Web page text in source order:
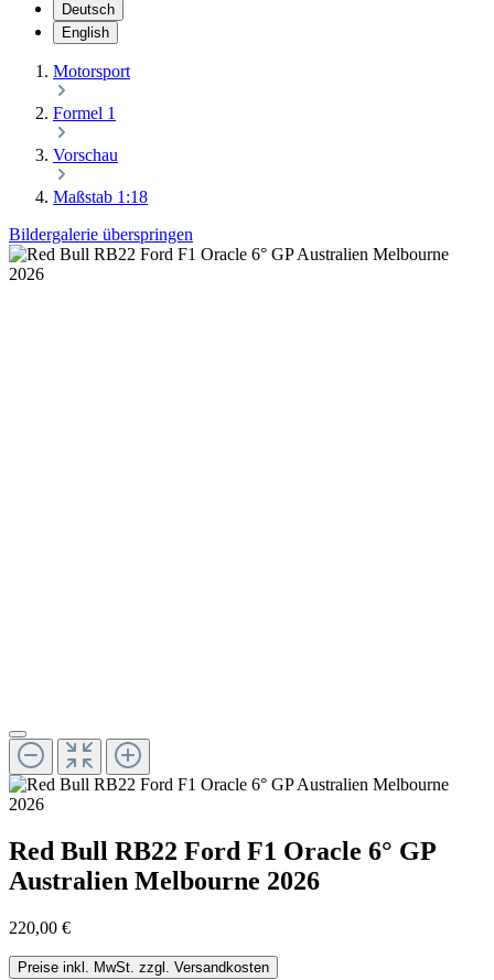
Deutsch
English
Motorsport
Formel 1
Vorschau
Maßstab 1:18
Bildergalerie überspringen
Red Bull RB22 Ford F1 Oracle 6° GP
Australien Melbourne 2026
220,00 €
Preise inkl. MwSt. zzgl. Versandkosten